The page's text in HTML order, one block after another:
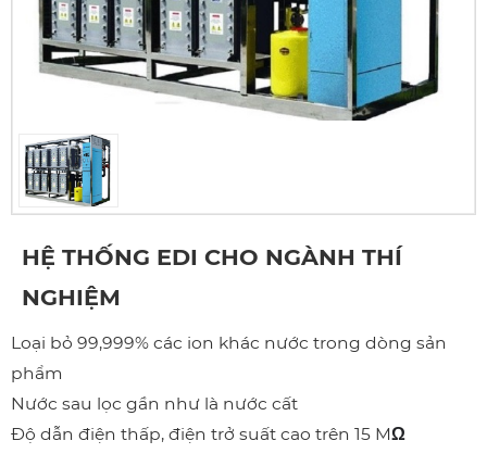
HỆ THỐNG EDI CHO NGÀNH THÍ
NGHIỆM
Loại bỏ 99,999% các ion khác nước trong dòng sản
phẩm
Nước sau lọc gần như là nước cất
Độ dẫn điện thấp, điện trở suất cao trên 15 MΩ